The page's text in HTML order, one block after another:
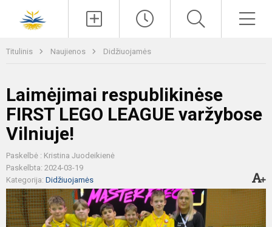
Titulinis Naujienos Didžiuojamės
Laimėjimai respublikinėse
FIRST LEGO LEAGUE varžybose
Vilniuje!
Paskelbė : Kristina Juodeikienė
Paskelbta: 2024-03-19
Kategorija: Didžiuojamės